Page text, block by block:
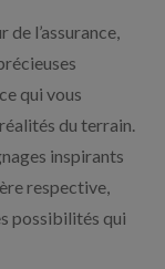
de l’assurance,
qui vous
du terrain.
inspirants
respective,
possibilités qui